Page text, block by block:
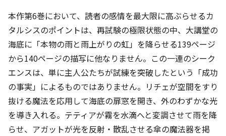
本作第6巻において、読者の感情を最大限に高ぶらせるカ
タルシスのポイントは、再試験の極限状態の中、大講堂の
海底に「本物の雨と雨上がりの虹」を降らせる139ページ
から140ページの描写に他なりません。この一連のシーク
エンスは、単に主人公たちが試練を突破したという「成功
の事実」によるものではありません。リチェが空間をすり
抜ける魔法を応用して海底の扉窓を開き、外のわずかな光
を導き入れる。テティアが霧を水滴へと変調させて雨を降
らせ、アガットが光を反射・散乱させる傘の魔法器を掲